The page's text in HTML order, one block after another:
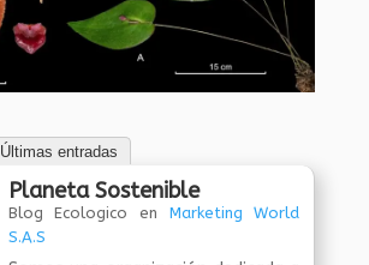
Últimas entradas
Planeta Sostenible
Blog Ecologico en Marketing World
S.A.S